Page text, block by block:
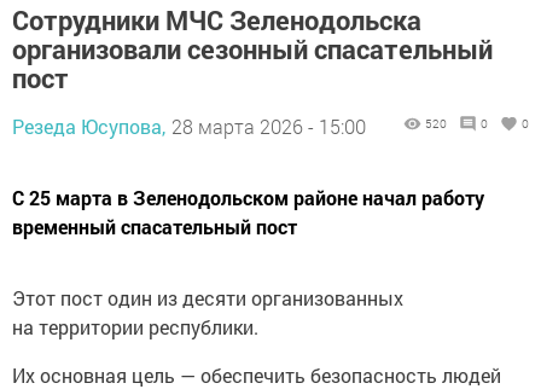
Сотрудники МЧС Зеленодольска
организовали сезонный спасательный
пост
Резеда Юсупова, 28 марта 2026 - 15:00 520 0 0
С 25 марта в Зеленодольском районе начал работу
временный спасательный пост
Этот пост один из десяти организованных
на территории республики.
Их основная цель — обеспечить безопасность людей